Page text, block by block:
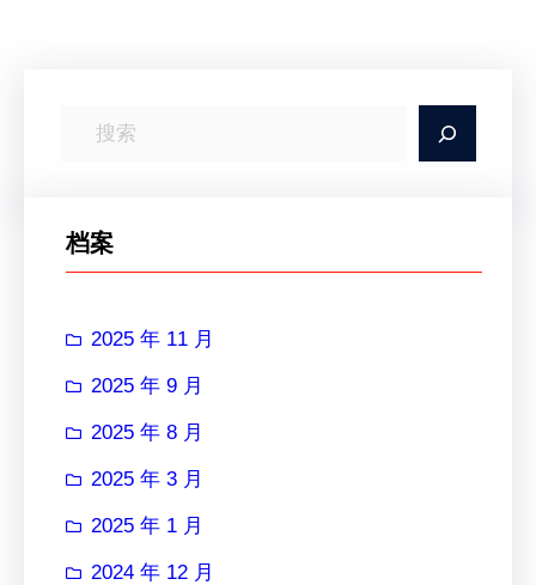
档案
2025 年 11 月
2025 年 9 月
2025 年 8 月
2025 年 3 月
2025 年 1 月
2024 年 12 月